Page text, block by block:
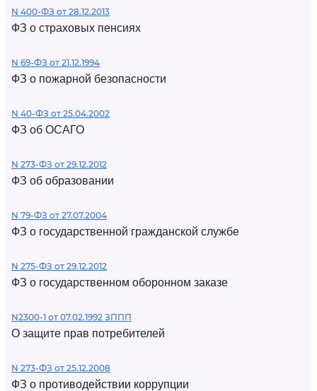
N 400-ФЗ от 28.12.2013
ФЗ о страховых пенсиях
N 69-ФЗ от 21.12.1994
ФЗ о пожарной безопасности
N 40-ФЗ от 25.04.2002
ФЗ об ОСАГО
N 273-ФЗ от 29.12.2012
ФЗ об образовании
N 79-ФЗ от 27.07.2004
ФЗ о государственной гражданской службе
N 275-ФЗ от 29.12.2012
ФЗ о государственном оборонном заказе
N2300-1 от 07.02.1992 ЗППП
О защите прав потребителей
N 273-ФЗ от 25.12.2008
ФЗ о противодействии коррупции